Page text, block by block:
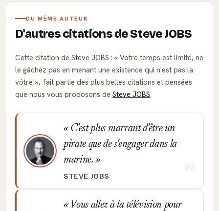
DU MÊME AUTEUR
D'autres citations de Steve JOBS
Cette citation de Steve JOBS :
Votre temps est limité, ne
le gâchez pas en menant une existence qui n'est pas la
vôtre
, fait partie des plus belles citations et pensées
que nous vous proposons de Steve JOBS.
C'est plus marrant d'être un
pirate que de s'engager dans la
marine.
STEVE JOBS
Vous allez à la télévision pour